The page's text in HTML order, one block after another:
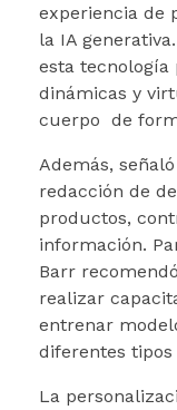
experiencia de
la IA
esta tecnología
dinámicas y
cuerpo de
Además,
redacción de
productos,
información.
Barr
realizar
entrenar
diferentes tipos
La